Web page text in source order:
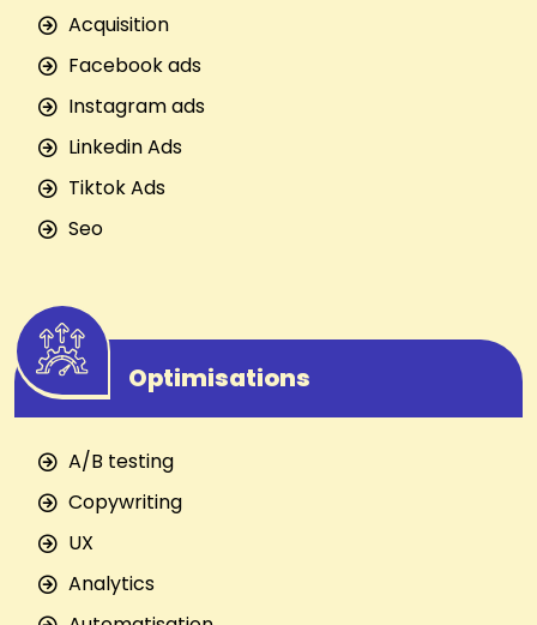
Acquisition
Facebook ads
Instagram ads
Linkedin Ads
Tiktok Ads
Seo
Optimisations
A/B testing
Copywriting
UX
Analytics